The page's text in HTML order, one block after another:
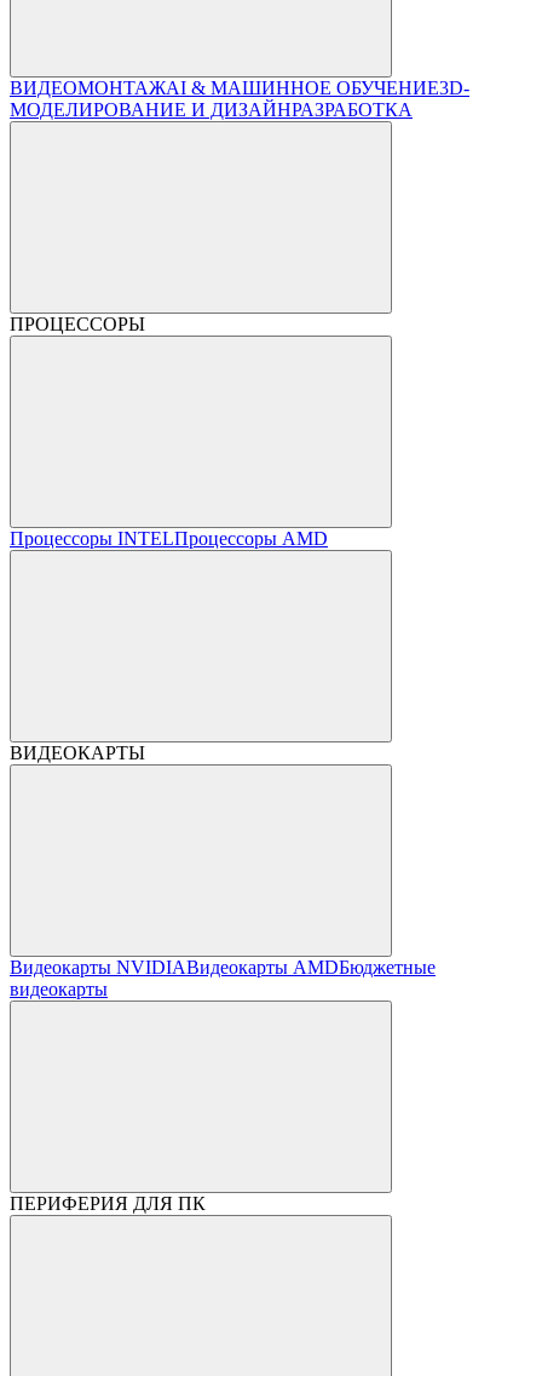
ВИДЕОМОНТАЖAI & МАШИННОЕ ОБУЧЕНИЕ3D-
МОДЕЛИРОВАНИЕ И ДИЗАЙНРАЗРАБОТКА
ПРОЦЕССОРЫ
Процессоры INTELПроцессоры AMD
ВИДЕОКАРТЫ
Видеокарты NVIDIAВидеокарты AMDБюджетные
видеокарты
ПЕРИФЕРИЯ ДЛЯ ПК